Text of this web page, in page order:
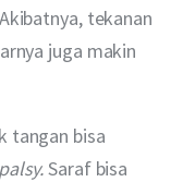
tekanan
juga makin
tangan bisa
Saraf bisa